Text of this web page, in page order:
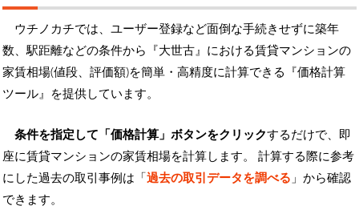
ウチノカチでは、ユーザー登録など面倒な手続きせずに築年
数、駅距離などの条件から『大世古』における賃貸マンションの
家賃相場(値段、評価額)を簡単・高精度に計算できる『価格計算
ツール』を提供しています。
条件を指定して「価格計算」ボタンをクリックするだけで、即
座に賃貸マンションの家賃相場を計算します。 計算する際に参考
にした過去の取引事例は「過去の取引データを調べる 」から確認
できます。